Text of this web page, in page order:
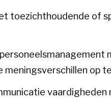
toezichthoudende of
op